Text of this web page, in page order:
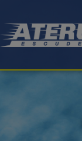
contenido